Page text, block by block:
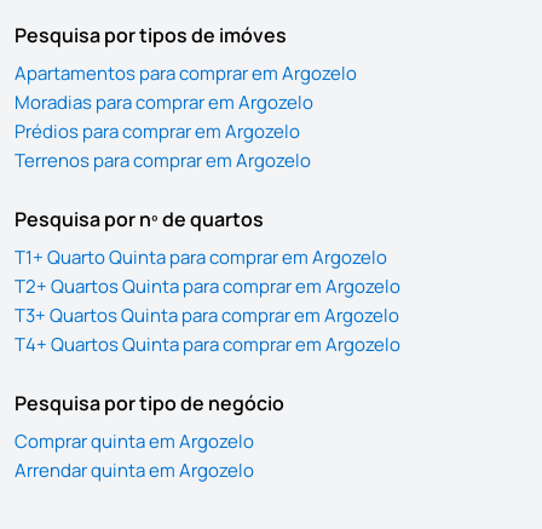
Pesquisa por tipos de imóves
Apartamentos para comprar em Argozelo
Moradias para comprar em Argozelo
Prédios para comprar em Argozelo
Terrenos para comprar em Argozelo
Pesquisa por nº de quartos
T1+ Quarto Quinta para comprar em Argozelo
T2+ Quartos Quinta para comprar em Argozelo
T3+ Quartos Quinta para comprar em Argozelo
T4+ Quartos Quinta para comprar em Argozelo
Pesquisa por tipo de negócio
Comprar quinta em Argozelo
Arrendar quinta em Argozelo